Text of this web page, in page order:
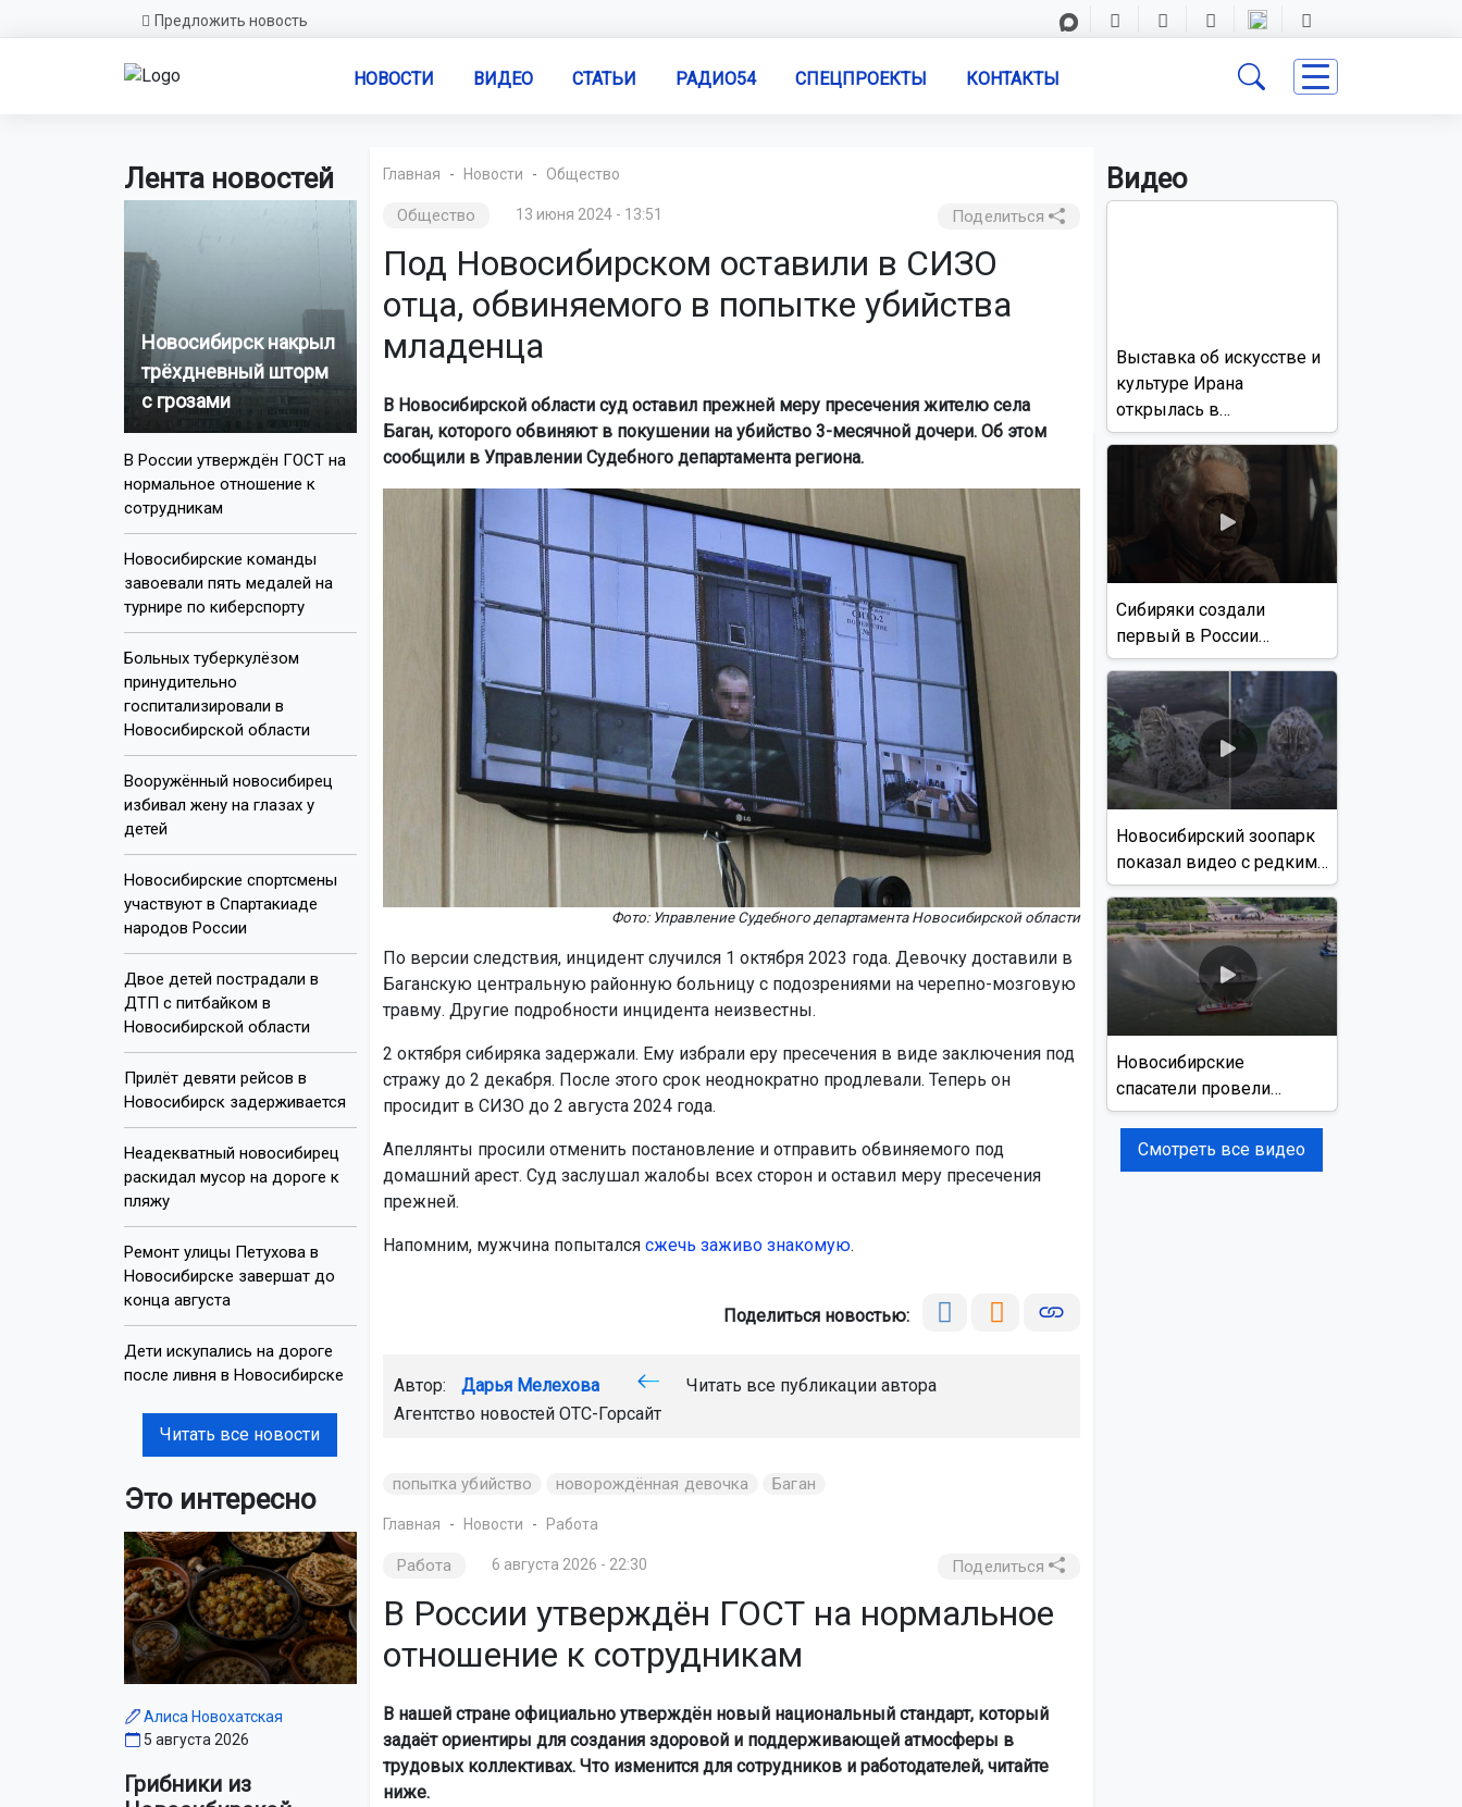
Предложить новость
НОВОСТИ ВИДЕО СТАТЬИ РАДИО54 СПЕЦПРОЕКТЫ КОНТАКТЫ
Лента новостей
Новосибирск накрыл
трёхдневный шторм
с грозами
В России утверждён ГОСТ на
нормальное отношение к
сотрудникам
Новосибирские команды
завоевали пять медалей на
турнире по киберспорту
Больных туберкулёзом
принудительно
госпитализировали в
Новосибирской области
Вооружённый новосибирец
избивал жену на глазах у
детей
Новосибирские спортсмены
участвуют в Спартакиаде
народов России
Двое детей пострадали в
ДТП с питбайком в
Новосибирской области
Прилёт девяти рейсов в
Новосибирск задерживается
Неадекватный новосибирец
раскидал мусор на дороге к
пляжу
Ремонт улицы Петухова в
Новосибирске завершат до
конца августа
Дети искупались на дороге
после ливня в Новосибирске
Читать все новости
Это интересно
Алиса Новохатская
5 августа 2026
Грибники из
Главная Новости Общество
Общество 13 июня 2024 - 13:51 Поделиться
Под Новосибирском оставили в СИЗО
отца, обвиняемого в попытке убийства
младенца
В Новосибирской области суд оставил прежней меру пресечения жителю села
Баган, которого обвиняют в покушении на убийство 3-месячной дочери. Об этом
сообщили в Управлении Судебного департамента региона.
Фото: Управление Судебного департамента Новосибирской области
По версии следствия, инцидент случился 1 октября 2023 года. Девочку доставили в
Баганскую центральную районную больницу с подозрениями на черепно-мозговую
травму. Другие подробности инцидента неизвестны.
2 октября сибиряка задержали. Ему избрали еру пресечения в виде заключения под
стражу до 2 декабря. После этого срок неоднократно продлевали. Теперь он
просидит в СИЗО до 2 августа 2024 года.
Апеллянты просили отменить постановление и отправить обвиняемого под
домашний арест. Суд заслушал жалобы всех сторон и оставил меру пресечения
прежней.
Напомним, мужчина попытался сжечь заживо знакомую.
Поделиться новостью:
Автор: Дарья Мелехова
Читать все публикации автора
Агентство новостей ОТС-Горсайт
попытка убийство новорождённая девочка Баган
Главная Новости Работа
Работа 6 августа 2026 - 22:30 Поделиться
В России утверждён ГОСТ на нормальное
отношение к сотрудникам
В нашей стране официально утверждён новый национальный стандарт, который
задаёт ориентиры для создания здоровой и поддерживающей атмосферы в
трудовых коллективах. Что изменится для сотрудников и работодателей, читайте
ниже.
Видео
Выставка об искусстве и
культуре Ирана
открылась в
Новосибирске
Сибиряки создали
первый в России
документальный фильм
с использованием ИИ
Новосибирский зоопарк
показал видео с редким
виверровым котом
Новосибирские
спасатели провели
учения на реке Обь
Смотреть все видео